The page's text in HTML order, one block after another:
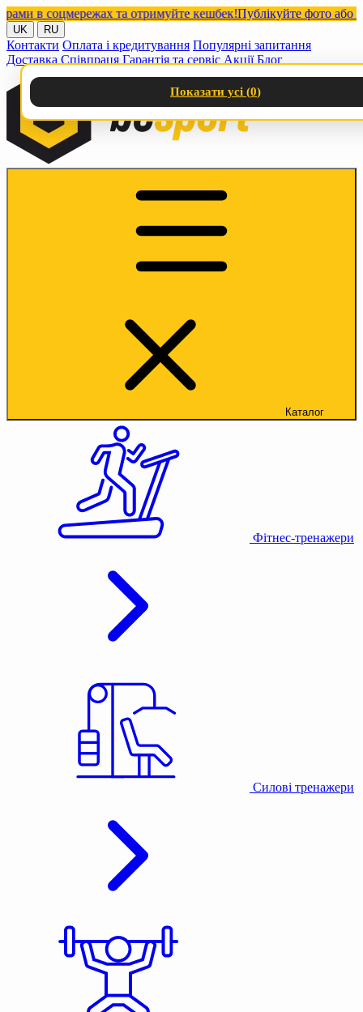
в соцмережах та отримуйте кешбек!Публікуйте фото або
UK RU
Контакти Оплата і кредитування Популярні запитання
Доставка Співпраця Гарантія та сервіс Акції Блог
Каталог
Фітнес-тренажери
Силові тренажери
Показати усі (0)